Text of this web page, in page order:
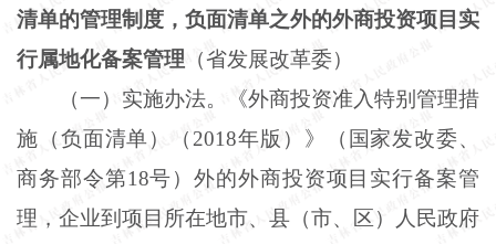
清单的管理制度，负面清单之外的外商投资项目实
行属地化备案管理 （省发展改革委）
（一）实施办法。《外商投资准入特别管理措
施（负面清单）（ 2018年版）》（国家发改委、
商务部令第18号）外的外商投资项目实行备案管
理，企业到项目所在地市、县（市、区）人民政府